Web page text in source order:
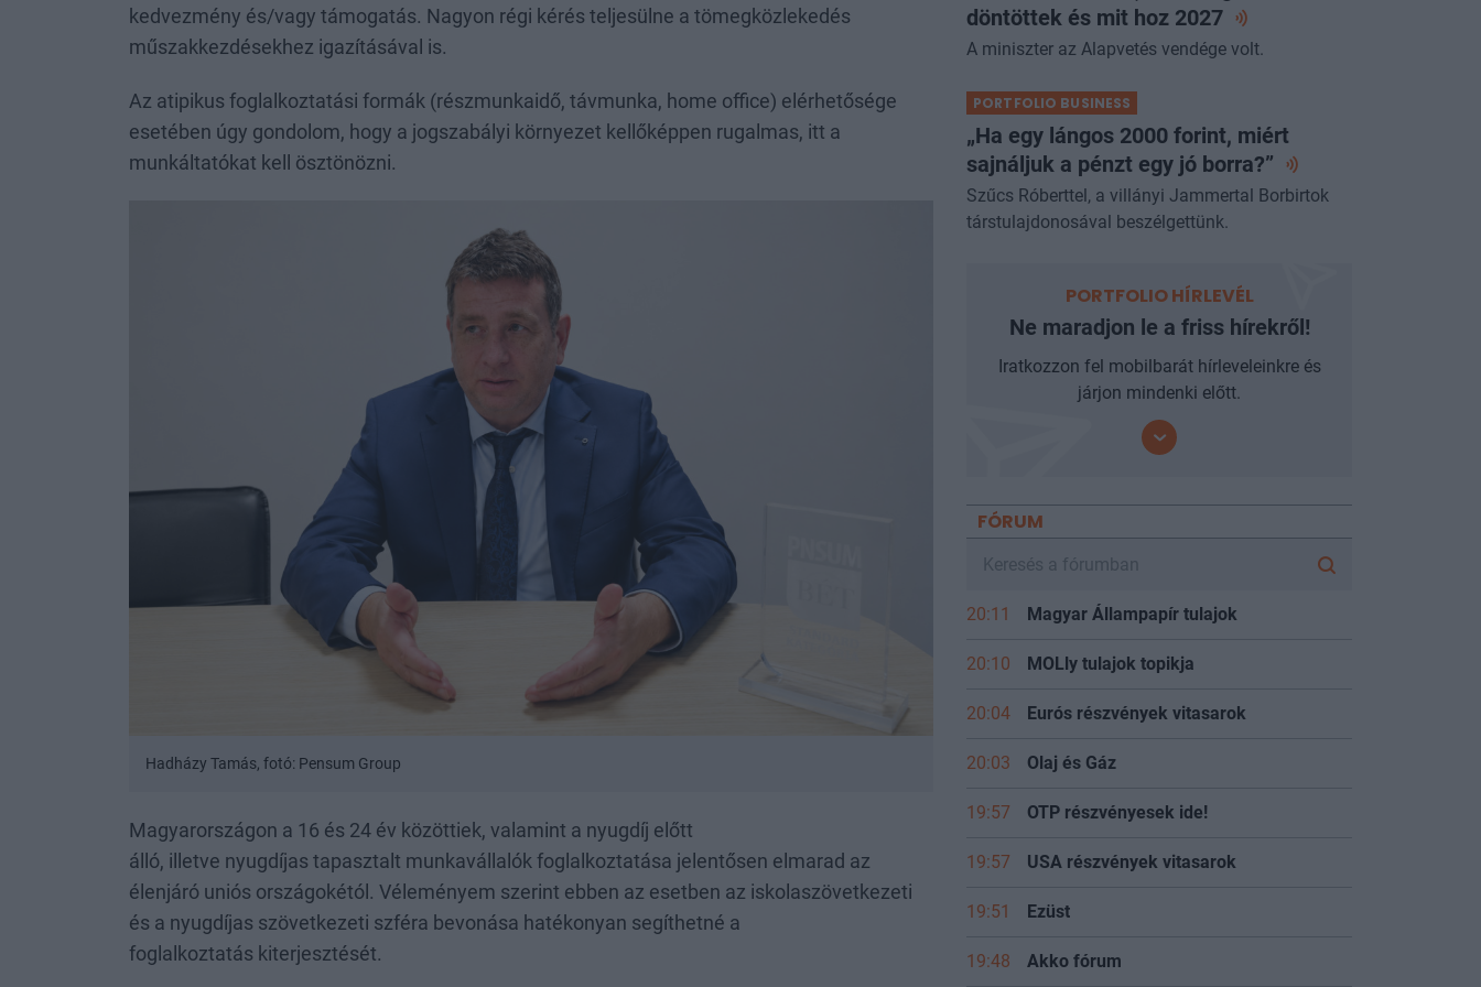
kedvezmény és/vagy támogatás. Nagyon régi kérés teljesülne a tömegközlekedés
műszakkezdésekhez igazításával is.
Az atipikus foglalkoztatási formák (részmunkaidő, távmunka, home office) elérhetősége
esetében úgy gondolom, hogy a jogszabályi környezet kellőképpen rugalmas, itt a
munkáltatókat kell ösztönözni.
Hadházy Tamás, fotó: Pensum Group
Magyarországon a 16 és 24 év közöttiek, valamint a nyugdíj előtt
álló, illetve nyugdíjas tapasztalt munkavállalók foglalkoztatása jelentősen elmarad az
élenjáró uniós országokétól. Véleményem szerint ebben az esetben az iskolaszövetkezeti
és a nyugdíjas szövetkezeti szféra bevonása hatékonyan segíthetné a
foglalkoztatás kiterjesztését.
döntöttek és mit hoz 2027
A miniszter az Alapvetés vendége volt.
PORTFOLIO BUSINESS
„Ha egy lángos 2000 forint, miért
sajnáljuk a pénzt egy jó borra?”
Szűcs Róberttel, a villányi Jammertal Borbirtok
társtulajdonosával beszélgettünk.
PORTFOLIO HÍRLEVÉL
Ne maradjon le a friss hírekről!
Iratkozzon fel mobilbarát hírleveleinkre és
járjon mindenki előtt.
FÓRUM
20:11 Magyar Állampapír tulajok
20:10 MOLly tulajok topikja
20:04 Eurós részvények vitasarok
20:03 Olaj és Gáz
19:57 OTP részvényesek ide!
19:57 USA részvények vitasarok
19:51 Ezüst
19:48 Akko fórum